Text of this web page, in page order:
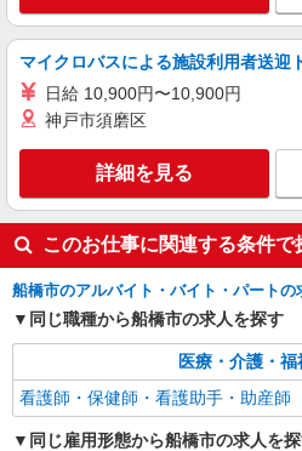
株式会社kotrio /●SW-S-2022413
船橋駅＊未経験
護助手/週3〜OK
時給1550円〜
キープ
マイクロバスによる施設利用者送迎
日給 10,900円〜10,900円
神戸市須磨区
詳細を見る
このお仕事に関連する条件で
船橋市のアルバイト・バイト・パートの
同じ職種から船橋市の求人を探す
医療・介護・福
看護師・保健師・看護助手・助産師
同じ雇用形態から船橋市の求人を